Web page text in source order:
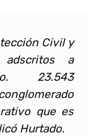
Civil y
a
23.543
que es
Hurtado.